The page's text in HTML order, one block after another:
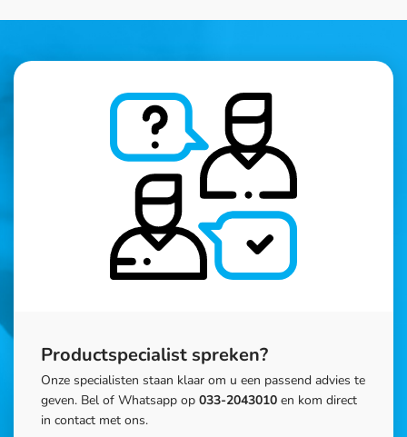
Productspecialist spreken?
Onze specialisten staan klaar om u een passend advies te
geven. Bel of Whatsapp op 033-2043010 en kom direct
in contact met ons.